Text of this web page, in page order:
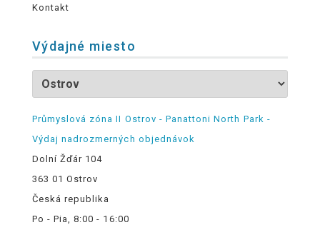
Kontakt
Výdajné miesto
Průmyslová zóna II Ostrov - Panattoni North Park -
Výdaj nadrozmerných objednávok
Dolní Žďár 104
363 01 Ostrov
Česká republika
Po - Pia, 8:00 - 16:00